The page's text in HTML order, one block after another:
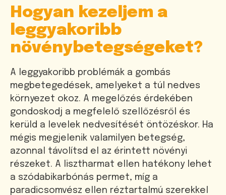
Hogyan kezeljem a
leggyakoribb
növénybetegségeket?
A leggyakoribb problémák a gombás
megbetegedések, amelyeket a túl nedves
környezet okoz. A megelőzés érdekében
gondoskodj a megfelelő szellőzésről és
kerüld a levelek nedvesítését öntözéskor. Ha
mégis megjelenik valamilyen betegség,
azonnal távolítsd el az érintett növényi
részeket. A lisztharmat ellen hatékony lehet
a szódabikarbónás permet, míg a
paradicsomvész ellen réztartalmú szerekkel